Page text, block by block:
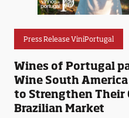
Press Release ViniPortugal
Wines of Portugal
Wine South
to Strengthen Their
Brazilian Market